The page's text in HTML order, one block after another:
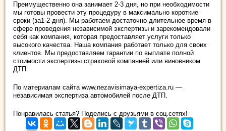
Преимущественно она занимает 2-3 дня, но при необходимости
мы готовы провести эту процедуру в максимально короткие
сроки (за1-2 дня). Мы работаем достаточно длительное время в
сфере проведения независимой экспертизы и зарекомендовали
себя как компания, которая предоставляет услуги только
высокого качества. Наша компания работает только для своих
клиентов. Мы предоставляем гарантии по выплате полной
стоимости экспертизы страховой компанией или виновником
ДТП.
По материалам сайта www.nezavisimaya-expertiza.ru —
независимая экспертиза автомобилей после ДТП.
Понравилась статья? Поделись с друзьями в соц.сетях!